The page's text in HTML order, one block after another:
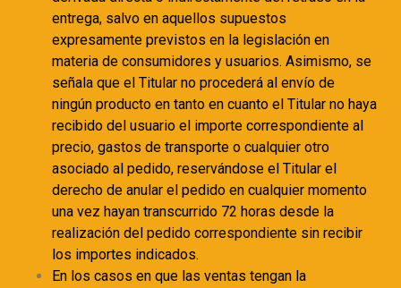
entrega, salvo en aquellos supuestos
expresamente previstos en la legislación en
materia de consumidores y usuarios. Asimismo, se
señala que el Titular no procederá al envío de
ningún producto en tanto en cuanto el Titular no haya
recibido del usuario el importe correspondiente al
precio, gastos de transporte o cualquier otro
asociado al pedido, reservándose el Titular el
derecho de anular el pedido en cualquier momento
una vez hayan transcurrido 72 horas desde la
realización del pedido correspondiente sin recibir
los importes indicados.
En los casos en que las ventas tengan la